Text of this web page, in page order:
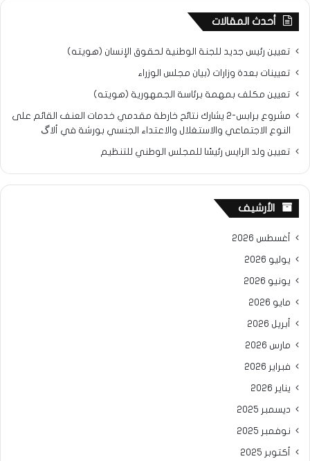
أحدث المقالات
تعيين رئيس جديد للجنة الوطنية لحقوق الإنسان (هويته)
تعيينات بعدة وزارات (بيان مجلس الوزراء
تعيين مكلف بمهمة برئاسة الجمهورية (هويته)
مشروع برابس-2 يشارك نتائح خارطة مقدمي خدمات العنف القائم على
النوع الاجتماعي والاستغلال والاعتداء الجنسي بورشة في ألاگ
تعيين ولد الرايس رئيسًا للمجلس الوطني للتنظيم
الأرشيف
أغسطس 2026
يوليو 2026
يونيو 2026
مايو 2026
أبريل 2026
مارس 2026
فبراير 2026
يناير 2026
ديسمبر 2025
نوفمبر 2025
أكتوبر 2025